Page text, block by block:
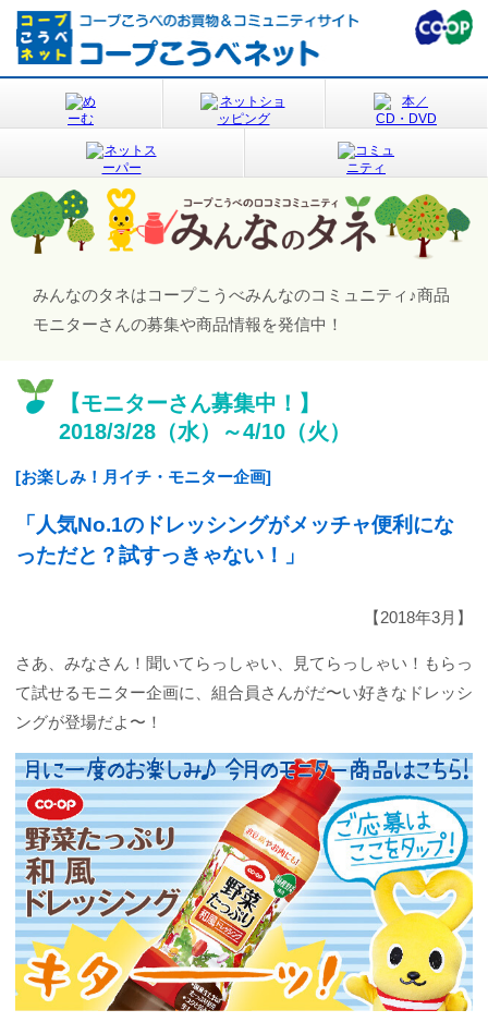
みんなのタネはコープこうべみんなのコミュニティ♪商品
モニターさんの募集や商品情報を発信中！
【モニターさん募集中！】
2018/3/28（水）～4/10（火）
[お楽しみ！月イチ・モニター企画]
「人気No.1のドレッシングがメッチャ便利にな
っただと？試すっきゃない！」
【2018年3月】
さあ、みなさん！聞いてらっしゃい、見てらっしゃい！もらっ
て試せるモニター企画に、組合員さんがだ〜い好きなドレッシ
ングが登場だよ〜！